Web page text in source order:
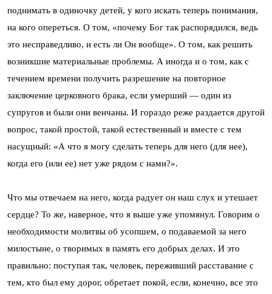
поднимать в одиночку детей, у кого искать теперь понимания,
на кого опереться. О том, «почему Бог так распорядился, ведь
это несправедливо, и есть ли Он вообще». О том, как решить
возникшие материальные проблемы. А иногда и о том, как с
течением времени получить разрешение на повторное
заключение церковного брака, если умерший — один из
супругов и были они венчаны. И гораздо реже раздается другой
вопрос, такой простой, такой естественный и вместе с тем
насущный: «А что я могу сделать теперь для него (для нее),
когда его (или ее) нет уже рядом с нами?».
Что мы отвечаем на него, когда радует он наш слух и утешает
сердце? То же, наверное, что я выше уже упомянул. Говорим о
необходимости молитвы об усопшем, о подаваемой за него
милостыне, о творимых в память его добрых делах. И это
правильно: поступая так, человек, переживший расставание с
тем, кто был ему дорог, обретает покой, если, конечно, все это